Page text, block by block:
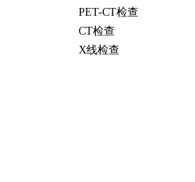
PET-CT检查
CT检查
X线检查